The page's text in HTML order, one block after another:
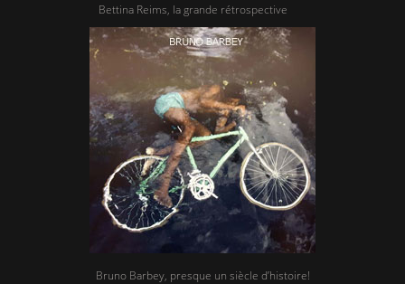
Bettina Reims, la grande rétrospective
Bruno Barbey, presque un siècle d’histoire!